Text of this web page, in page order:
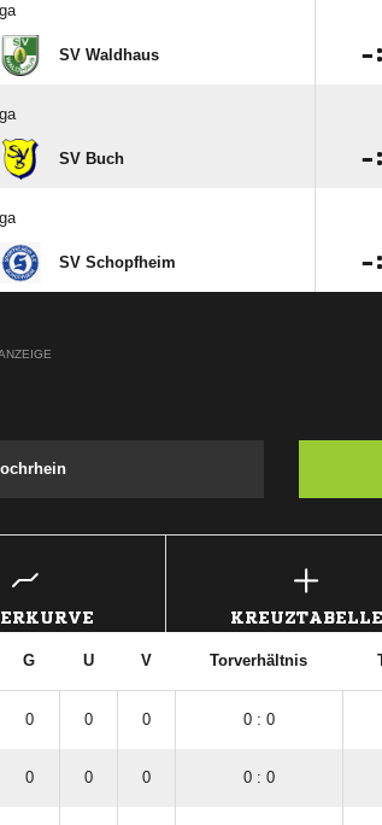
SV Waldhaus :
SV Buch :
SV Schopfheim :
KREUZTABELLE
G U V Torverhältnis
0 0 0 0 : 0
0 0 0 0 : 0